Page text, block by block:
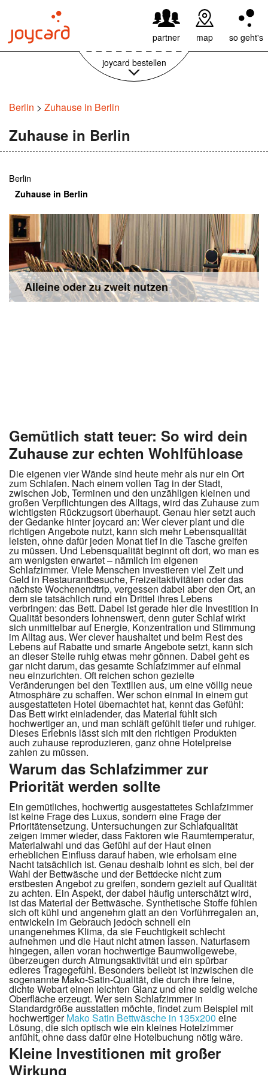
partner map so geht's
59,95€ pro Jahr
joycard bestellen
Berlin > Zuhause in Berlin
Zuhause in Berlin
Berlin
Zuhause in Berlin
Alleine oder zu zweit nutzen
Gemütlich statt teuer: So wird dein
Zuhause zur echten Wohlfühloase
Die eigenen vier Wände sind heute mehr als nur ein Ort
zum Schlafen. Nach einem vollen Tag in der Stadt,
zwischen Job, Terminen und den unzähligen kleinen und
großen Verpflichtungen des Alltags, wird das Zuhause zum
wichtigsten Rückzugsort überhaupt. Genau hier setzt auch
der Gedanke hinter joycard an: Wer clever plant und die
richtigen Angebote nutzt, kann sich mehr Lebensqualität
leisten, ohne dafür jeden Monat tief in die Tasche greifen
zu müssen. Und Lebensqualität beginnt oft dort, wo man es
am wenigsten erwartet – nämlich im eigenen
Schlafzimmer. Viele Menschen investieren viel Zeit und
Geld in Restaurantbesuche, Freizeitaktivitäten oder das
nächste Wochenendtrip, vergessen dabei aber den Ort, an
dem sie tatsächlich rund ein Drittel ihres Lebens
verbringen: das Bett. Dabei ist gerade hier die Investition in
Qualität besonders lohnenswert, denn guter Schlaf wirkt
sich unmittelbar auf Energie, Konzentration und Stimmung
im Alltag aus. Wer clever haushaltet und beim Rest des
Lebens auf Rabatte und smarte Angebote setzt, kann sich
an dieser Stelle ruhig etwas mehr gönnen. Dabei geht es
gar nicht darum, das gesamte Schlafzimmer auf einmal
neu einzurichten. Oft reichen schon gezielte
Veränderungen bei den Textilien aus, um eine völlig neue
Atmosphäre zu schaffen. Wer schon einmal in einem gut
ausgestatteten Hotel übernachtet hat, kennt das Gefühl:
Das Bett wirkt einladender, das Material fühlt sich
hochwertiger an, und man schläft gefühlt tiefer und ruhiger.
Dieses Erlebnis lässt sich mit den richtigen Produkten
auch zuhause reproduzieren, ganz ohne Hotelpreise
zahlen zu müssen.
Warum das Schlafzimmer zur
Priorität werden sollte
Ein gemütliches, hochwertig ausgestattetes Schlafzimmer
ist keine Frage des Luxus, sondern eine Frage der
Prioritätensetzung. Untersuchungen zur Schlafqualität
zeigen immer wieder, dass Faktoren wie Raumtemperatur,
Materialwahl und das Gefühl auf der Haut einen
erheblichen Einfluss darauf haben, wie erholsam eine
Nacht tatsächlich ist. Genau deshalb lohnt es sich, bei der
Wahl der Bettwäsche und der Bettdecke nicht zum
erstbesten Angebot zu greifen, sondern gezielt auf Qualität
zu achten. Ein Aspekt, der dabei häufig unterschätzt wird,
ist das Material der Bettwäsche. Synthetische Stoffe fühlen
sich oft kühl und angenehm glatt an den Vorführregalen an,
entwickeln im Gebrauch jedoch schnell ein
unangenehmes Klima, da sie Feuchtigkeit schlecht
aufnehmen und die Haut nicht atmen lassen. Naturfasern
hingegen, allen voran hochwertige Baumwollgewebe,
überzeugen durch Atmungsaktivität und ein spürbar
edleres Tragegefühl. Besonders beliebt ist inzwischen die
sogenannte Mako-Satin-Qualität, die durch ihre feine,
dichte Webart einen leichten Glanz und eine seidig weiche
Oberfläche erzeugt. Wer sein Schlafzimmer in
Standardgröße ausstatten möchte, findet zum Beispiel mit
hochwertigerMako Satin Bettwäsche in 135x200 eine
Lösung, die sich optisch wie ein kleines Hotelzimmer
anfühlt, ohne dass dafür eine Hotelbuchung nötig wäre.
Kleine Investitionen mit großer
Wirkung